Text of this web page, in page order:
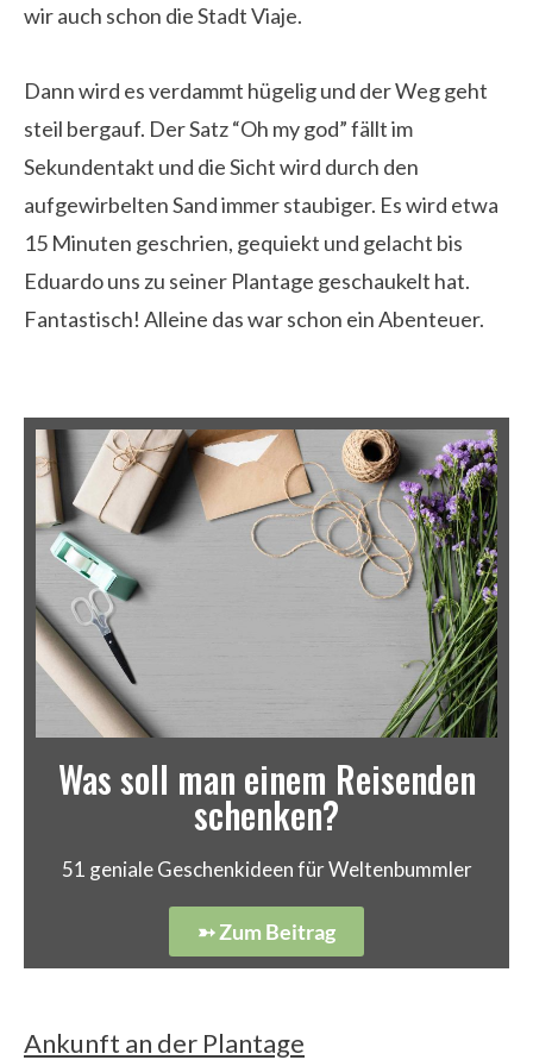
wir auch schon die Stadt Viaje.
Dann wird es verdammt hügelig und der Weg geht
steil bergauf. Der Satz “Oh my god” fällt im
Sekundentakt und die Sicht wird durch den
aufgewirbelten Sand immer staubiger. Es wird etwa
15 Minuten geschrien, gequiekt und gelacht bis
Eduardo uns zu seiner Plantage geschaukelt hat.
Fantastisch! Alleine das war schon ein Abenteuer.
Was soll man einem Reisenden
schenken?
51 geniale Geschenkideen für Weltenbummler
➳ Zum Beitrag
Ankunft an der Plantage